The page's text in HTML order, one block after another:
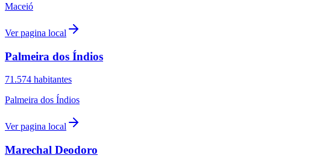
Maceió
Ver pagina local
Palmeira dos Índios
71.574 habitantes
Palmeira dos Índios
Ver pagina local
Marechal Deodoro